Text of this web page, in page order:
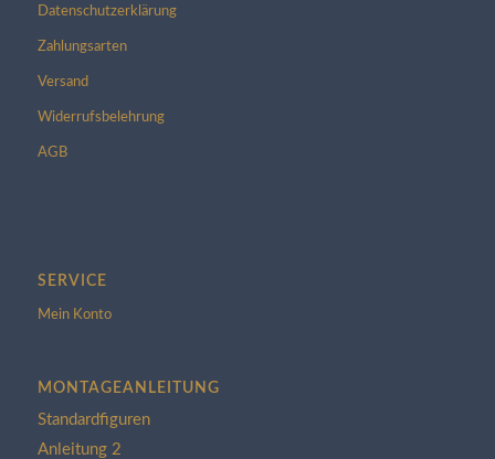
Datenschutzerklärung
Zahlungsarten
Versand
Widerrufsbelehrung
AGB
SERVICE
Mein Konto
MONTAGEANLEITUNG
Standardfiguren
Anleitung 2